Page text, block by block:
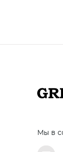
Мы в